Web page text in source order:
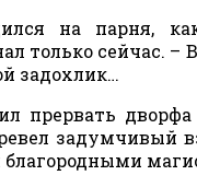
на парня,
только сейчас.
задохлик…
прервать
задумчивый